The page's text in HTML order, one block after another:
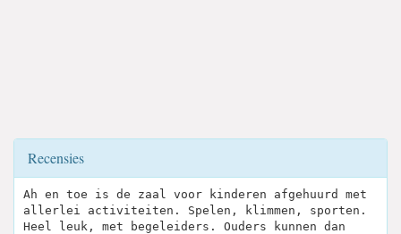
Recensies
Ah en toe is de zaal voor kinderen afgehuurd met
allerlei activiteiten. Spelen, klimmen, sporten.
Heel leuk, met begeleiders. Ouders kunnen dan